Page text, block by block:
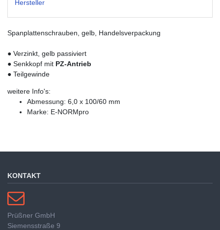
Hersteller
Spanplattenschrauben, gelb, Handelsverpackung
● Verzinkt, gelb passiviert
● Senkkopf mit PZ-Antrieb
● Teilgewinde
weitere Info's:
Abmessung: 6,0 x 100/60 mm
Marke: E-NORMpro
KONTAKT
Prüßner GmbH
Siemensstraße 9